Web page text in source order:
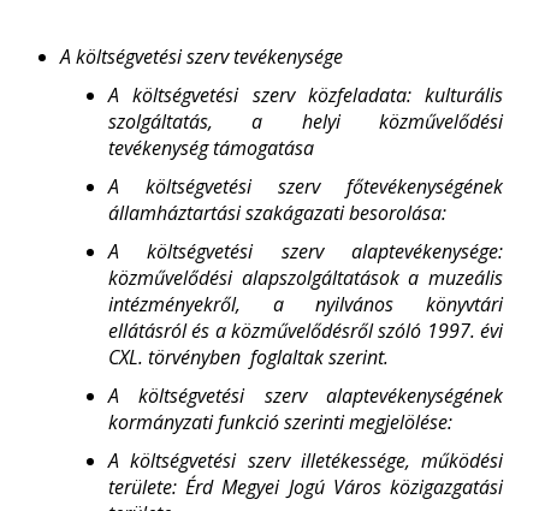
A költségvetési szerv tevékenysége
A költségvetési szerv közfeladata: kulturális
szolgáltatás, a helyi közművelődési
tevékenység támogatása
A költségvetési szerv főtevékenységének
államháztartási szakágazati besorolása:
A költségvetési szerv alaptevékenysége:
közművelődési alapszolgáltatások a muzeális
intézményekről, a nyilvános könyvtári
ellátásról és a közművelődésről szóló 1997. évi
CXL. törvényben foglaltak szerint.
A költségvetési szerv alaptevékenységének
kormányzati funkció szerinti megjelölése:
A költségvetési szerv illetékessége, működési
területe: Érd Megyei Jogú Város közigazgatási